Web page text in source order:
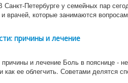
Петербурге у семейных пар
врачей, которые занимаются
причины и лечение
и лечение Боль в пояснице -
как ее облегчить. Советами делятся